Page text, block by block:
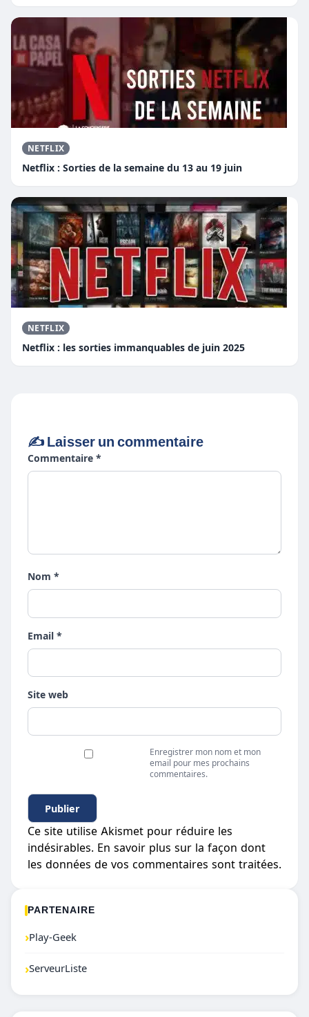
NETFLIX
Netflix : Sorties de la semaine du 13 au 19 juin
NETFLIX
Netflix : les sorties immanquables de juin 2025
✍️ Laisser un commentaire
Commentaire *
Nom *
Email *
Site web
Enregistrer mon nom et mon
email pour mes prochains
commentaires.
Ce site utilise Akismet pour réduire les
indésirables. En savoir plus sur la façon dont
les données de vos commentaires sont traitées.
PARTENAIRE
›Play-Geek
›ServeurListe